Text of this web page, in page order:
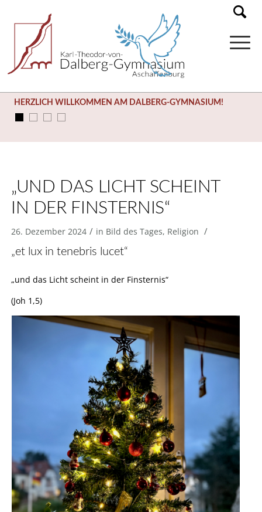
HERZLICH WILLKOMMEN AM DALBERG-GYMNASIUM!
„UND DAS LICHT SCHEINT
IN DER FINSTERNIS“
26. Dezember 2024 / in Bild des Tages, Religion /
„et lux in tenebris lucet“
„und das Licht scheint in der Finsternis“
(Joh 1,5)